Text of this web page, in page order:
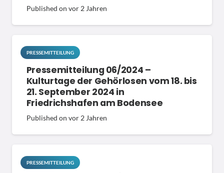
Published on vor 2 Jahren
PRESSEMITTEILUNG
Pressemitteilung 06/2024 –
Kulturtage der Gehörlosen vom 18. bis
21. September 2024 in
Friedrichshafen am Bodensee
Published on vor 2 Jahren
PRESSEMITTEILUNG